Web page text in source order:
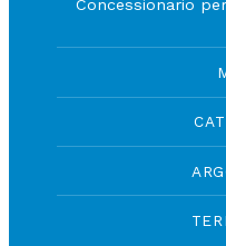
Concessionario